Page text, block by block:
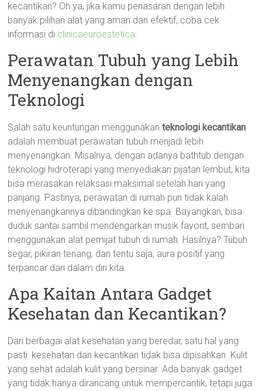
kecantikan? Oh ya, jika kamu penasaran dengan lebih
banyak pilihan alat yang aman dan efektif, coba cek
informasi di clinicaeuroestetica.
Perawatan Tubuh yang Lebih
Menyenangkan dengan
Teknologi
Salah satu keuntungan menggunakanteknologi kecantikan
adalah membuat perawatan tubuh menjadi lebih
menyenangkan. Misalnya, dengan adanya bathtub dengan
teknologi hidroterapi yang menyediakan pijatan lembut, kita
bisa merasakan relaksasi maksimal setelah hari yang
panjang. Pastinya, perawatan di rumah pun tidak kalah
menyenangkannya dibandingkan ke spa. Bayangkan, bisa
duduk santai sambil mendengarkan musik favorit, sembari
menggunakan alat pemijat tubuh di rumah. Hasilnya? Tubuh
segar, pikiran tenang, dan tentu saja, aura positif yang
terpancar dari dalam diri kita.
Apa Kaitan Antara Gadget
Kesehatan dan Kecantikan?
Dari berbagai alat kesehatan yang beredar, satu hal yang
pasti: kesehatan dan kecantikan tidak bisa dipisahkan. Kulit
yang sehat adalah kulit yang bersinar. Ada banyak gadget
yang tidak hanya dirancang untuk mempercantik, tetapi juga